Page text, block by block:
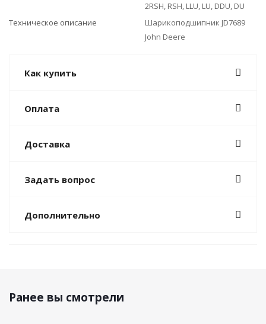
2RSH, RSH, LLU, LU, DDU, DU
Техническое описание
Шарикоподшипник JD7689
John Deere
Как купить
Оплата
Доставка
Задать вопрос
Дополнительно
Ранее вы смотрели